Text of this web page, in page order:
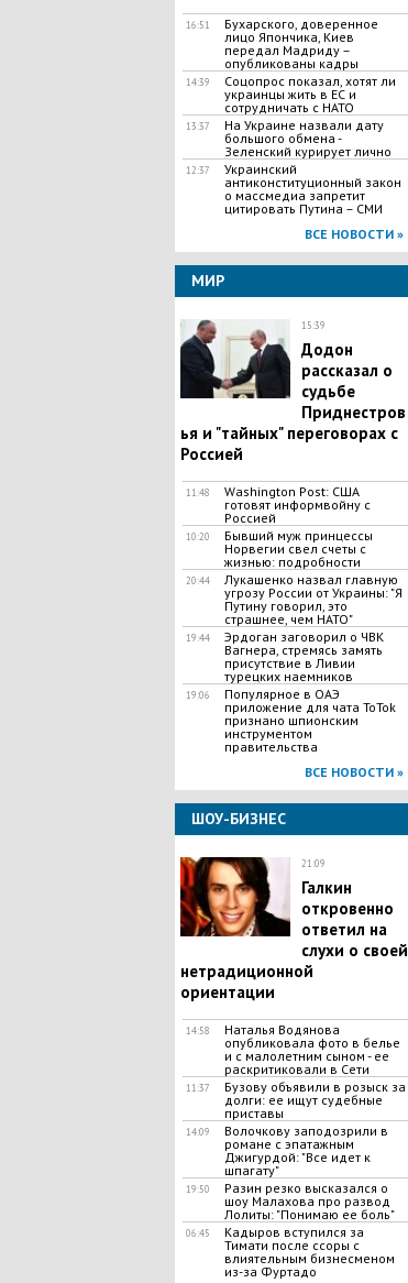
16:51
​Бухарского, доверенное
лицо Япончика, Киев
передал Мадриду –
опубликованы кадры
14:39
​Соцопрос показал, хотят ли
украинцы жить в ЕС и
сотрудничать с НАТО
13:37
На Украине назвали дату
большого обмена -
Зеленский курирует лично
12:37
​Украинский
антиконституционный закон
о массмедиа запретит
цитировать Путина – СМИ
ВСЕ НОВОСТИ »
МИР
15:39
Додон
рассказал о
судьбе
Приднестров
ья и "тайных" переговорах с
Россией
11:48
Washington Post: США
готовят информвойну с
Россией
10:20
Бывший муж принцессы
Норвегии свел счеты с
жизнью: подробности
20:44
Лукашенко назвал главную
угрозу России от Украины: "Я
Путину говорил, это
страшнее, чем НАТО"
19:44
Эрдоган заговорил о ЧВК
Вагнера, стремясь замять
присутствие в Ливии
турецких наемников
19:06
Популярное в ОАЭ
приложение для чата ToTok
признано шпионским
инструментом
правительства
ВСЕ НОВОСТИ »
ШОУ-БИЗНЕС
21:09
Галкин
откровенно
ответил на
слухи о своей
нетрадиционной
ориентации
14:58
Наталья Водянова
опубликовала фото в белье
и с малолетним сыном - ее
раскритиковали в Сети
11:37
Бузову объявили в розыск за
долги: ее ищут судебные
приставы
14:09
Волочкову заподозрили в
романе с эпатажным
Джигурдой: "Все идет к
шпагату"
19:50
​Разин резко высказался о
шоу Малахова про развод
Лолиты: "Понимаю ее боль"
06:45
​Кадыров вступился за
Тимати после ссоры с
влиятельным бизнесменом
из-за Фуртадо